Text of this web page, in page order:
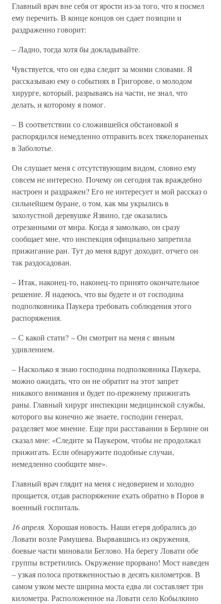
Главный врач вне себя от ярости из-за того, что я посмел
ему перечить. В конце концов он сдает позиции и
раздраженно говорит:
– Ладно, тогда хотя бы докладывайте.
Чувствуется, что он едва следит за моими словами. Я
рассказываю ему о событиях в Григорове, о молодом
хирурге, который, разрываясь на части, не знал, что
делать, и которому я помог.
– В соответствии со сложившейся обстановкой я
распорядился немедленно отправить всех тяжелораненых
в Заболотье.
Он слушает меня с отсутствующим видом, словно ему
совсем не интересно. Почему он сегодня так враждебно
настроен и раздражен? Его не интересует и мой рассказ о
сильнейшем буране, о том, как мы укрылись в
захолустной деревушке Язвино, где оказались
отрезанными от мира. Когда я замолкаю, он сразу
сообщает мне, что инспекция официально запретила
прижигание ран. Тут до меня вдруг доходит, отчего он
так раздосадован.
– Итак, наконец-то, наконец-то принято окончательное
решение. Я надеюсь, что вы будете и от господина
подполковника Паукера требовать соблюдения этого
распоряжения.
– С какой стати? – Он смотрит на меня с явным
удивлением.
– Насколько я знаю господина подполковника Паукера,
можно ожидать, что он не обратит на этот запрет
никакого внимания и будет по-прежнему прижигать
раны. Главный хирург инспекции медицинской службы,
которого вы конечно же знаете, господин генерал,
разделяет мое мнение. Еще при расставании в Берлине он
сказал мне: «Следите за Паукером, чтобы не продолжал
прижигать. Если обнаружите подобные случаи,
немедленно сообщите мне».
Главный врач глядит на меня с недоверием и холодно
прощается, отдав распоряжение ехать обратно в Поров в
военный госпиталь.
16 апреля. Хорошая новость. Наши егеря добрались до
Ловати возле Рамушева. Вырвавшись из окружения,
боевые части миновали Беглово. На берегу Ловати обе
группы встретились. Окружение прорвано! Мост наведен
– узкая полоса протяженностью в десять километров. В
самом узком месте ширина моста едва ли составляет три
километра. Расположенное на Ловати село Кобылкино